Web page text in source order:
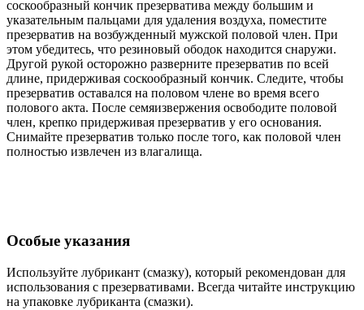
соскообразный кончик презерватива между большим и
указательным пальцами для удаления воздуха, поместите
презерватив на возбужденный мужской половой член. При
этом убедитесь, что резиновый ободок находится снаружи.
Другой рукой осторожно разверните презерватив по всей
длине, придерживая соскообразный кончик. Следите, чтобы
презерватив оставался на половом члене во время всего
полового акта. После семяизвержения освободите половой
член, крепко придерживая презерватив у его основания.
Снимайте презерватив только после того, как половой член
полностью извлечен из влагалища.
Особые указания
Используйте лубрикант (смазку), который рекомендован для
использования с презервативами. Всегда читайте инструкцию
на упаковке лубриканта (смазки).